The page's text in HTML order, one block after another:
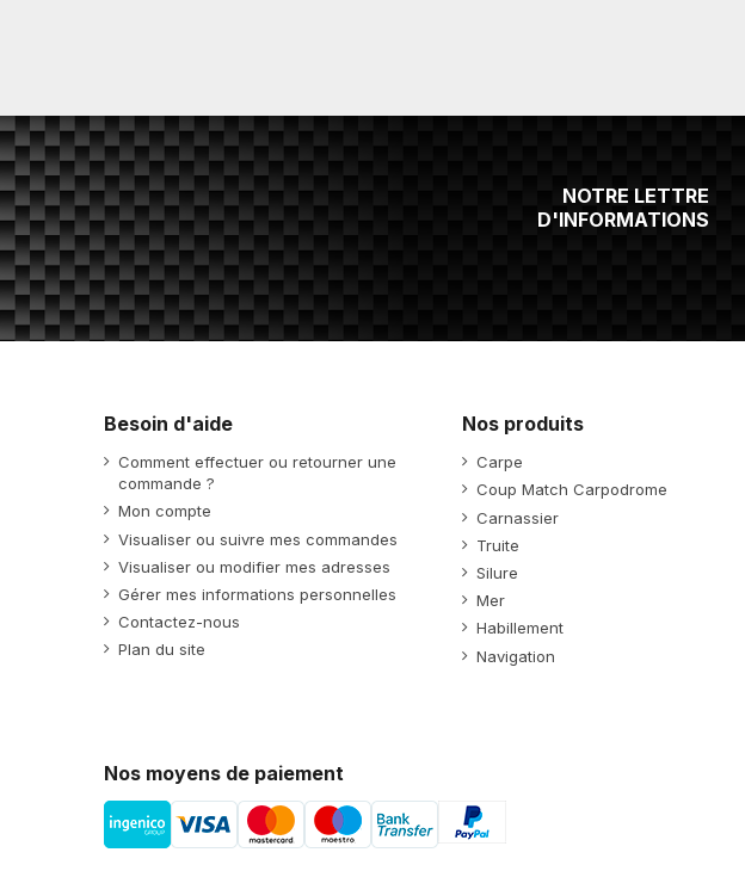
NOTRE LETTRE
D'INFORMATIONS
Besoin d'aide
Comment effectuer ou retourner une
commande ?
Mon compte
Visualiser ou suivre mes commandes
Visualiser ou modifier mes adresses
Gérer mes informations personnelles
Contactez-nous
Plan du site
Nos produits
Carpe
Coup Match Carpodrome
Carnassier
Truite
Silure
Mer
Habillement
Navigation
Nos moyens de paiement